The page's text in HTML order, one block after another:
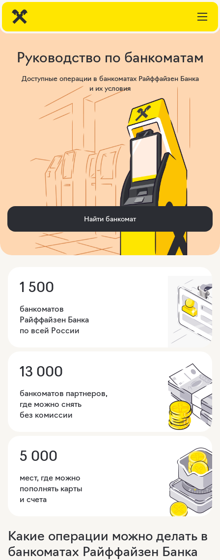
Руководство по банкоматам
Доступные операции в банкоматах Райффайзен Банка
и их условия
Найти банкомат
1 500
банкоматов
Райффайзен Банка
по всей России
13 000
банкоматов партнеров,
где можно снять
без комиссии
5 000
мест, где можно
пополнять карты
и счета
Какие операции можно делать в
банкоматах Райффайзен Банка